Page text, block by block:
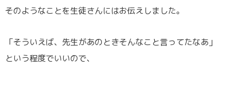
そのようなことを生徒さんにはお伝えしました。
「そういえば、先生があのときそんなこと言ってたなあ」
という程度でいいので、